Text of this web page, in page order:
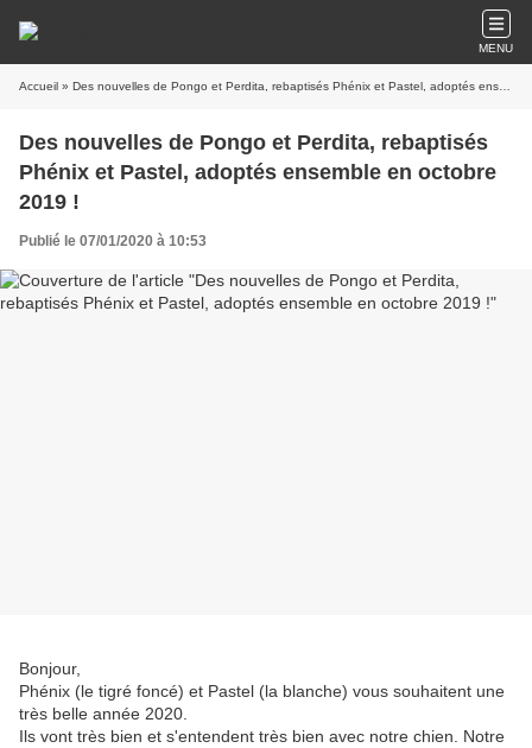
MENU
Accueil » Des nouvelles de Pongo et Perdita, rebaptisés Phénix et Pastel, adoptés ensemble en octobre 2019 !
Des nouvelles de Pongo et Perdita, rebaptisés
Phénix et Pastel, adoptés ensemble en octobre
2019 !
Publié le 07/01/2020 à 10:53
Bonjour,
Phénix (le tigré foncé) et Pastel (la blanche) vous souhaitent une
très belle année 2020.
Ils vont très bien et s'entendent très bien avec notre chien. Notre